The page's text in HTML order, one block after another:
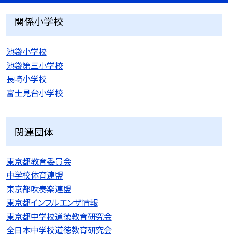
関係小学校
池袋小学校
池袋第三小学校
長崎小学校
富士見台小学校
関連団体
東京都教育委員会
中学校体育連盟
東京都吹奏楽連盟
東京都インフルエンザ情報
東京都中学校道徳教育研究会
全日本中学校道徳教育研究会